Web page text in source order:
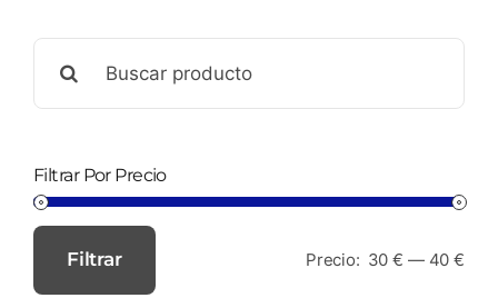
Filtrar Por Precio
Filtrar Precio: 30 € — 40 €